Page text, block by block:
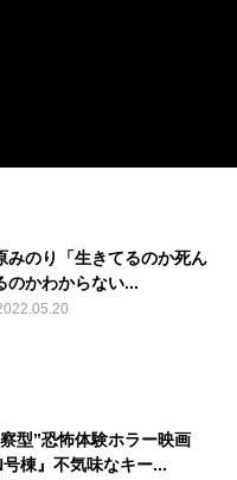
みのり「生きてるのか死ん
のかわからない...
型”恐怖体験ホラー映画
号棟』不気味なキー...